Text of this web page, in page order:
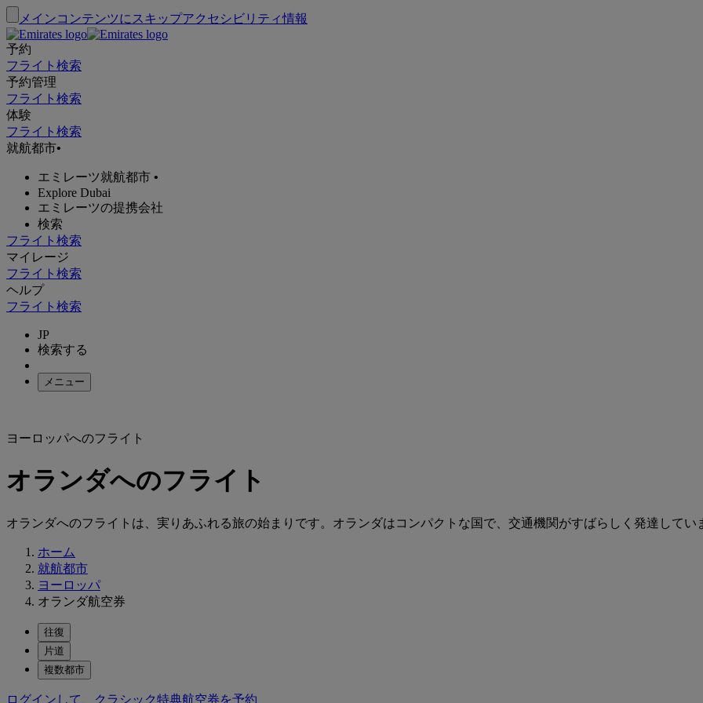
メインコンテンツにスキップアクセシビリティ情報
予約
フライト検索
予約管理
フライト検索
体験
フライト検索
就航都市•
エミレーツ就航都市 •
Explore Dubai
エミレーツの提携会社
検索
フライト検索
マイレージ
フライト検索
ヘルプ
フライト検索
JP
検索する
メニュー
ヨーロッパへのフライト
オランダへのフライト
オランダへのフライトは、実りあふれる旅の始まりです。オランダはコンパクトな国で、交通機関がすばらしく発達してい
ホーム
就航都市
ヨーロッパ
オランダ航空券
往復
片道
複数都市
ログインして、クラシック特典航空券を予約